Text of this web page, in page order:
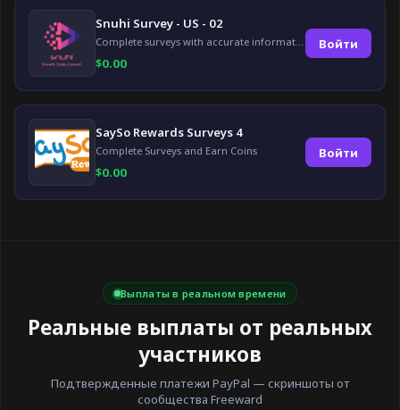
Snuhi Survey - US - 02
$0.00
Войти
SaySo Rewards Surveys 4
Complete Surveys and Earn Coins
$0.00
Войти
Выплаты в реальном времени
Реальные выплаты от реальных
участников
Подтвержденные платежи PayPal — скриншоты от
сообщества Freeward